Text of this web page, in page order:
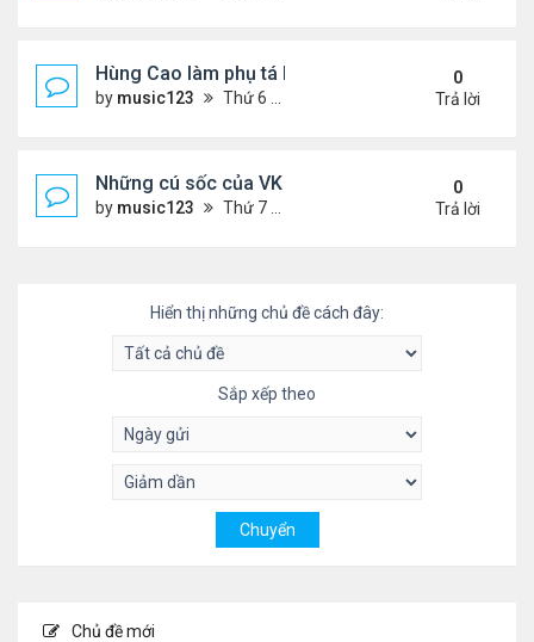
Hùng Cao làm phụ tá bộ trưởngHải Quân
by music123 Thứ 6 Tháng 10 03, 2025 6:01 pm
0
Trả lời
Những cú sốc của VK về nước làm việc
by music123 Thứ 7 Tháng 9 27, 2025 2:29 pm
0
Trả lời
Hiển thị những chủ đề cách đây:
Sắp xếp theo
Chủ đề mới